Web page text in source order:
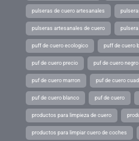
pulseras de cuero artesanales
pulseras artesanales de cuero
puff de cuero ecologico puff de cuero
puf de cuero precio puf de cuero negro
puf de cuero marron puf de cuero
puf de cuero blanco puf de cuero
productos para limpieza de cuero
productos para limpiar cuero de coches